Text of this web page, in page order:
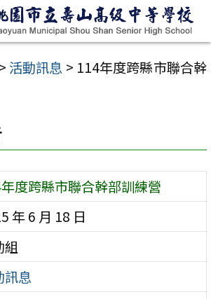
> 活動訊息 > 114年度跨縣市聯合幹
度跨縣市聯合幹部訓練營
年 6 月 18 日
組
訊息